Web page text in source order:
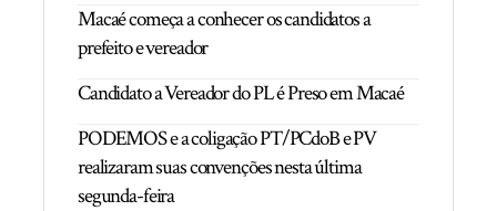
Macaé começa a conhecer os candidatos a
prefeito e vereador
Candidato a Vereador do PL é Preso em Macaé
PODEMOS e a coligação PT/PCdoB e PV
realizaram suas convenções nesta última
segunda-feira